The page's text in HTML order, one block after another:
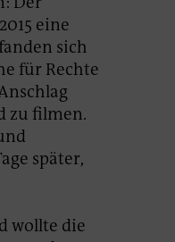
eine
sich
für Rechte
zu filmen.
später,
wollte die